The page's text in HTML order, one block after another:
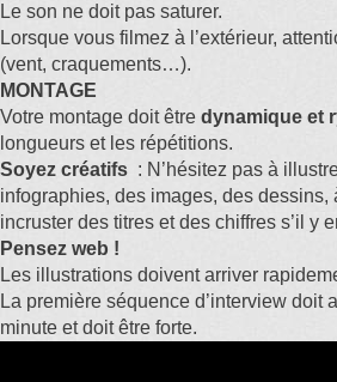
Le son ne doit pas saturer.
Lorsque vous filmez à l’extérieur,
(vent, craquements…).
MONTAGE
Votre montage doit être dynamique et
longueurs et les répétitions.
Soyez créatifs : N’hésitez pas à
infographies, des images, des
incruster des titres et des chiffres s’il y
Pensez web !
Les illustrations doivent arriver
La première séquence d’interview doit
minute et doit être forte.